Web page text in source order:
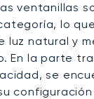
ventanillas
lo
luz natural y
En la parte
se